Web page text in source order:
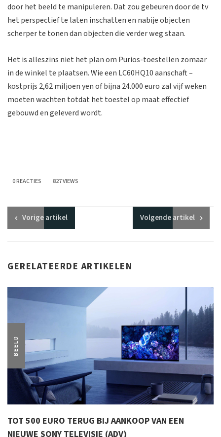
door het beeld te manipuleren. Dat zou gebeuren door de tv
het perspectief te laten inschatten en nabije objecten
scherper te tonen dan objecten die verder weg staan.
Het is alleszins niet het plan om Purios-toestellen zomaar
in de winkel te plaatsen. Wie een LC60HQ10 aanschaft –
kostprijs 2,62 miljoen yen of bijna 24.000 euro zal vijf weken
moeten wachten totdat het toestel op maat effectief
gebouwd en geleverd wordt.
0 REACTIES 827 VIEWS
Vorigeartikel Volgendeartikel
GERELATEERDE ARTIKELEN
BEELD
TOT 500 EURO TERUG BIJ AANKOOP VAN EEN
NIEUWE SONY TELEVISIE (ADV)